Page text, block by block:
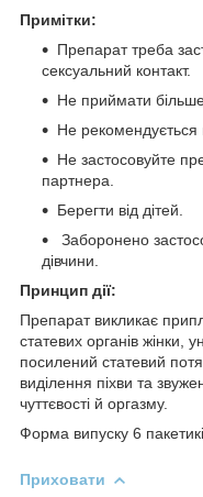
Примітки:
Препарат треба
сексуальний контакт.
Не приймати
Не
Не застосовуйте
партнера.
Берегти від дітей.
Заборонено
дівчини.
Принцип дії:
Препарат викликає
статевих органів жінки,
посилений статевий
виділення піхви та
чуттєвості й оргазму.
Форма випуску 6
Приховати